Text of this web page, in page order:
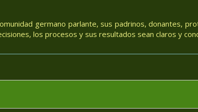
germano parlante, sus padrinos, donantes,
los procesos y sus resultados sean claros y